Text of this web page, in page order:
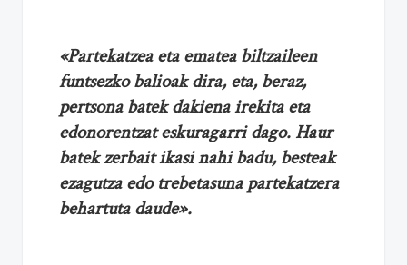
«Partekatzea eta ematea biltzaileen
funtsezko balioak dira, eta, beraz,
pertsona batek dakiena irekita eta
edonorentzat eskuragarri dago. Haur
batek zerbait ikasi nahi badu, besteak
ezagutza edo trebetasuna partekatzera
behartuta daude».